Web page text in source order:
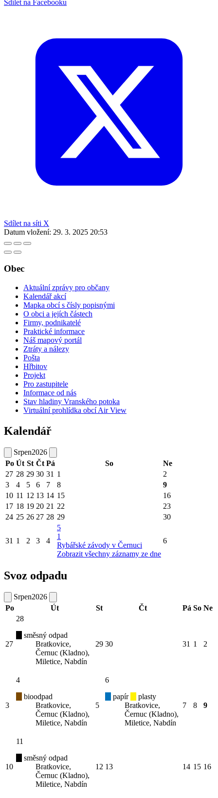
Sdílet na Facebooku
Sdílet na síti X
Datum vložení: 29. 3. 2025 20:53
Obec
Aktuální zprávy pro občany
Kalendář akcí
Mapka obcí s čísly popisnými
O obci a jejích částech
Firmy, podnikatelé
Praktické informace
Náš mapový portál
Ztráty a nálezy
Pošta
Hřbitov
Projekt
Pro zastupitele
Informace od nás
Stav hladiny Vranského potoka
Virtuální prohlídka obcí Air View
Kalendář
Srpen2026
Po Út St Čt Pá So
Ne
27 28 29 30 31 1
2
3
4 5 6 7 8
9
10 11 12 13 14 15
16
17 18 19 20 21 22
23
24 25 26 27 28 29 30
31 1 2 3 4
5
1
Rybářské závody v Černuci
Zobrazit všechny záznamy ze dne
6
Svoz odpadu
Srpen2026
Po
Út St Čt Pá So Ne
27
28
směsný odpad
Bratkovice,
Černuc (Kladno),
Miletice, Nabdín
29 30 31 1 2
3
4
bioodpad
Bratkovice,
Černuc (Kladno),
Miletice, Nabdín
5
6
papír
plasty
Bratkovice,
Černuc (Kladno),
Miletice, Nabdín
7 8 9
10
11
směsný odpad
Bratkovice,
Černuc (Kladno),
Miletice, Nabdín
12 13 14 15 16